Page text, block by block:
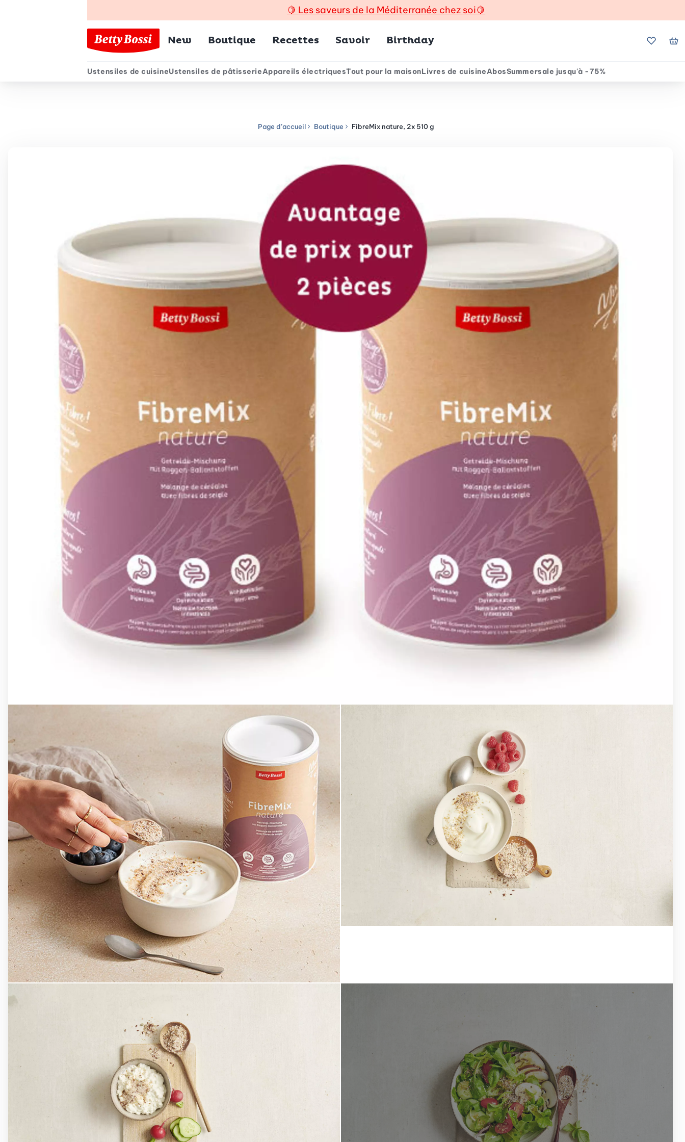
🍋 Les saveurs de la Méditerranée chez soi🍋
Menu principal
New Boutique Recettes Savoir Birthday Mes
Menu secondaire
Ustensiles de cuisineUstensiles de pâtisserieAppareils électriquesTout pour la maisonLivres de cuisineAbosSummersale jusqu'à -75%
Page d’accueil Boutique FibreMix nature, 2x 510 g